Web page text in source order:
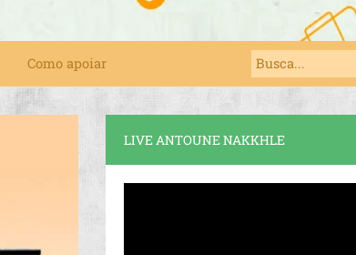
Como apoiar
LIVE ANTOUNE NAKKHLE